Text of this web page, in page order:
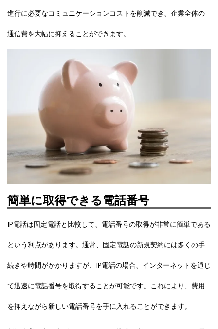
進行に必要なコミュニケーションコストを削減でき、企業全体の
通信費を大幅に抑えることができます。
簡単に取得できる電話番号
IP電話は固定電話と比較して、電話番号の取得が非常に簡単である
という利点があります。通常、固定電話の新規契約には多くの手
続きや時間がかかりますが、IP電話の場合、インターネットを通じ
て迅速に電話番号を取得することが可能です。これにより、費用
を抑えながら新しい電話番号を手に入れることができます。